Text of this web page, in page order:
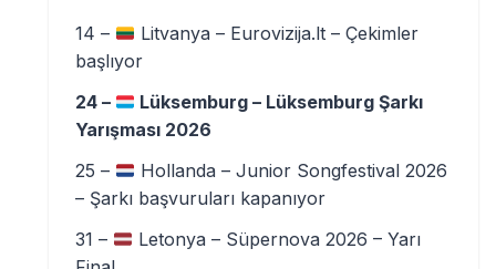
14 –
Litvanya – Eurovizija.lt – Çekimler
başlıyor
24 –
Lüksemburg – Lüksemburg Şarkı
Yarışması 2026
25 –
Hollanda – Junior Songfestival 2026
– Şarkı başvuruları kapanıyor
31 –
Letonya – Süpernova 2026 – Yarı